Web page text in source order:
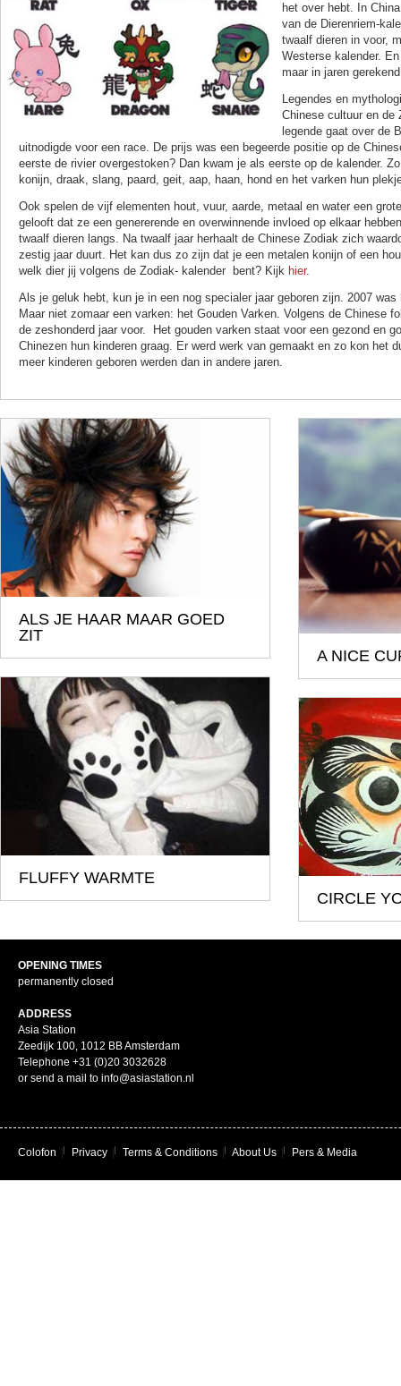
het over hebt. In
van de Dierenriem-
twaalf dieren in voor,
Westerse kalender.
maar in jaren
Legendes en
Chinese cultuur en de
legende gaat over de
uitnodigde voor een race. De prijs was een begeerde positie op de
eerste de rivier overgestoken? Dan kwam je als eerste op de kalender.
konijn, draak, slang, paard, geit, aap, haan, hond en het varken hun
Ook spelen de vijf elementen hout, vuur, aarde, metaal en water een
gelooft dat ze een genererende en overwinnende invloed op elkaar
twaalf dieren langs. Na twaalf jaar herhaalt de Chinese Zodiak zich
zestig jaar duurt. Het kan dus zo zijn dat je een metalen konijn of een
welk dier jij volgens de Zodiak- kalender bent? Kijk hier.
Als je geluk hebt, kun je in een nog specialer jaar geboren zijn. 2007
Maar niet zomaar een varken: het Gouden Varken. Volgens de Chinese
de zeshonderd jaar voor. Het gouden varken staat voor een gezond en
Chinezen hun kinderen graag. Er werd werk van gemaakt en zo kon het
meer kinderen geboren werden dan in andere jaren.
ALS JE HAAR MAAR GOED
ZIT
A NICE
FLUFFY WARMTE
CIRCLE
OPENING TIMES
permanently closed
ADDRESS
Asia Station
Zeedijk 100, 1012 BB Amsterdam
Telephone +31 (0)20 3032628
or send a mail to info@asiastation.nl
Colofon Privacy Terms & Conditions About Us Pers & Media